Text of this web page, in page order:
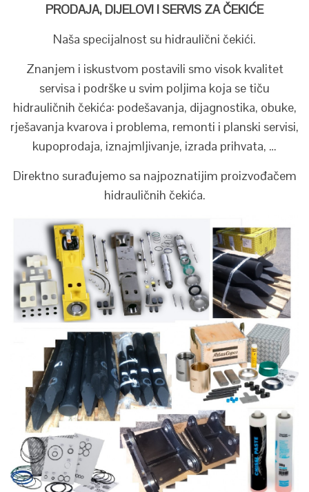
PRODAJA, DIJELOVI I SERVIS ZA ČEKIĆE
Naša specijalnost su hidraulični čekići.
Znanjem i iskustvom postavili smo visok kvalitet
servisa i podrške u svim poljima koja se tiču
hidrauličnih čekića: podešavanja, dijagnostika, obuke,
rješavanja kvarova i problema, remonti i planski servisi,
kupoprodaja, iznajmljivanje, izrada prihvata, …
Direktno surađujemo sa najpoznatijim proizvođačem
hidrauličnih čekića.